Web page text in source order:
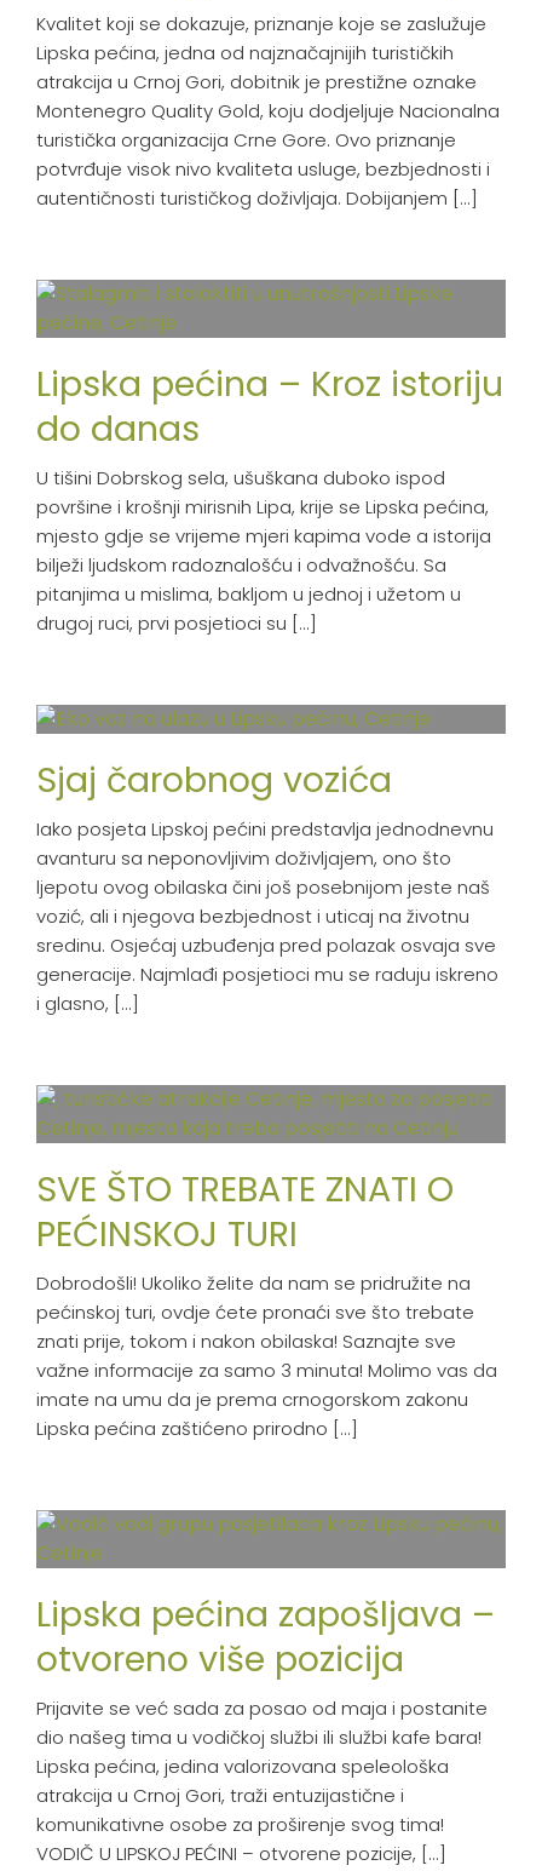
Kvalitet koji se dokazuje, priznanje koje se zaslužuje
Lipska pećina, jedna od najznačajnijih turističkih
atrakcija u Crnoj Gori, dobitnik je prestižne oznake
Montenegro Quality Gold, koju dodjeljuje Nacionalna
turistička organizacija Crne Gore. Ovo priznanje
potvrđuje visok nivo kvaliteta usluge, bezbjednosti i
autentičnosti turističkog doživljaja. Dobijanjem [...]
Lipska pećina – Kroz istoriju
do danas
U tišini Dobrskog sela, ušuškana duboko ispod
površine i krošnji mirisnih Lipa, krije se Lipska pećina,
mjesto gdje se vrijeme mjeri kapima vode a istorija
bilježi ljudskom radoznalošću i odvažnošću. Sa
pitanjima u mislima, bakljom u jednoj i užetom u
drugoj ruci, prvi posjetioci su [...]
Sjaj čarobnog vozića
Iako posjeta Lipskoj pećini predstavlja jednodnevnu
avanturu sa neponovljivim doživljajem, ono što
ljepotu ovog obilaska čini još posebnijom jeste naš
vozić, ali i njegova bezbjednost i uticaj na životnu
sredinu. Osjećaj uzbuđenja pred polazak osvaja sve
generacije. Najmlađi posjetioci mu se raduju iskreno
i glasno, [...]
SVE ŠTO TREBATE ZNATI O
PEĆINSKOJ TURI
Dobrodošli! Ukoliko želite da nam se pridružite na
pećinskoj turi, ovdje ćete pronaći sve što trebate
znati prije, tokom i nakon obilaska! Saznajte sve
važne informacije za samo 3 minuta! Molimo vas da
imate na umu da je prema crnogorskom zakonu
Lipska pećina zaštićeno prirodno [...]
Lipska pećina zapošljava –
otvoreno više pozicija
Prijavite se već sada za posao od maja i postanite
dio našeg tima u vodičkoj službi ili službi kafe bara!
Lipska pećina, jedina valorizovana speleološka
atrakcija u Crnoj Gori, traži entuzijastične i
komunikativne osobe za proširenje svog tima!
VODIČ U LIPSKOJ PEĆINI – otvorene pozicije, [...]